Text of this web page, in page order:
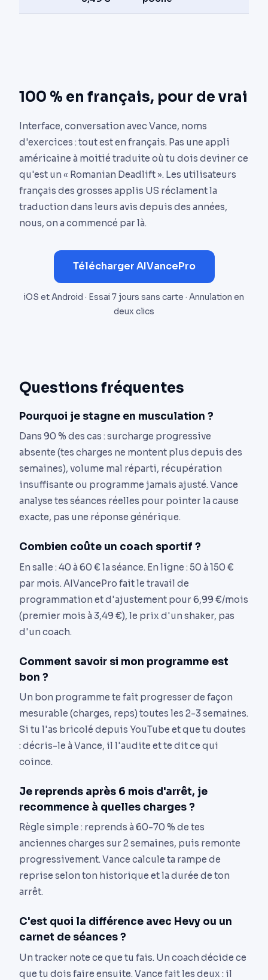
100 % en français, pour de vrai
Interface, conversation avec Vance, noms
d'exercices : tout est en français. Pas une appli
américaine à moitié traduite où tu dois deviner ce
qu'est un « Romanian Deadlift ». Les utilisateurs
français des grosses applis US réclament la
traduction dans leurs avis depuis des années,
nous, on a commencé par là.
Télécharger AIVancePro
iOS et Android · Essai 7 jours sans carte · Annulation en
deux clics
Questions fréquentes
Pourquoi je stagne en musculation ?
Dans 90 % des cas : surcharge progressive
absente (tes charges ne montent plus depuis des
semaines), volume mal réparti, récupération
insuffisante ou programme jamais ajusté. Vance
analyse tes séances réelles pour pointer la cause
exacte, pas une réponse générique.
Combien coûte un coach sportif ?
En salle : 40 à 60 € la séance. En ligne : 50 à 150 €
par mois. AIVancePro fait le travail de
programmation et d'ajustement pour 6,99 €/mois
(premier mois à 3,49 €), le prix d'un shaker, pas
d'un coach.
Comment savoir si mon programme est
bon ?
Un bon programme te fait progresser de façon
mesurable (charges, reps) toutes les 2-3 semaines.
Si tu l'as bricolé depuis YouTube et que tu doutes
: décris-le à Vance, il l'audite et te dit ce qui
coince.
Je reprends après 6 mois d'arrêt, je
recommence à quelles charges ?
Règle simple : reprends à 60-70 % de tes
anciennes charges sur 2 semaines, puis remonte
progressivement. Vance calcule ta rampe de
reprise selon ton historique et la durée de ton
arrêt.
C'est quoi la différence avec Hevy ou un
carnet de séances ?
Un tracker note ce que tu fais. Un coach décide ce
que tu dois faire ensuite. Vance fait les deux : il